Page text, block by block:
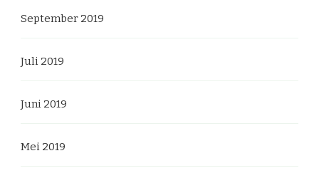
September 2019
Juli 2019
Juni 2019
Mei 2019